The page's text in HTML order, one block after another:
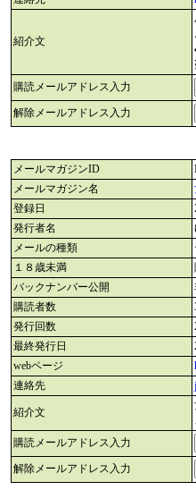
紹介文
購読メールアドレス入力
解除メールアドレス入力
メールマガジンID
メールマガジン名
登録日
発行者名
メールの種類
１８歳未満
バックナンバー公開
購読者数
発行回数
最終発行日
webページ
連絡先
紹介文
購読メールアドレス入力
解除メールアドレス入力